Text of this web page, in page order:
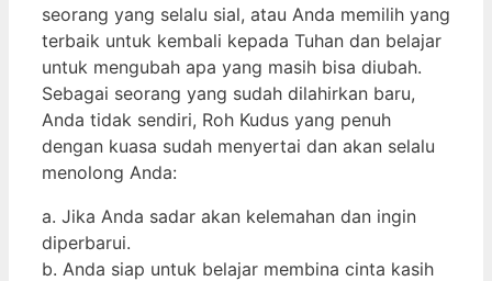
seorang yang selalu sial, atau Anda memilih yang
terbaik untuk kembali kepada Tuhan dan belajar
untuk mengubah apa yang masih bisa diubah.
Sebagai seorang yang sudah dilahirkan baru,
Anda tidak sendiri, Roh Kudus yang penuh
dengan kuasa sudah menyertai dan akan selalu
menolong Anda:
a. Jika Anda sadar akan kelemahan dan ingin
diperbarui.
b. Anda siap untuk belajar membina cinta kasih